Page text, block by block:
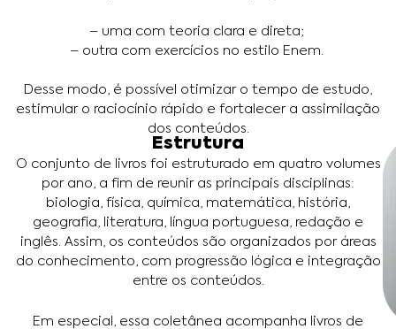
– uma com teoria clara e direta;
– outra com exercícios no estilo Enem.
Desse modo, é possível otimizar o tempo de estudo,
estimular o raciocínio rápido e fortalecer a assimilação
dos conteúdos.
Estrutura
O conjunto de livros foi estruturado em quatro volumes
por ano, a fim de reunir as principais disciplinas:
biologia, física, química, matemática, história,
geografia, literatura, língua portuguesa, redação e
inglês. Assim, os conteúdos são organizados por áreas
do conhecimento, com progressão lógica e integração
entre os conteúdos.
Em especial, essa coletânea acompanha livros de